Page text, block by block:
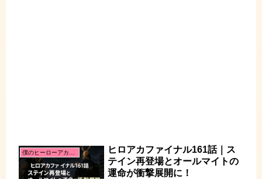
ヒロアカファイナル161話｜ス
テイン再登場とオールマイトの
運命が衝撃展開に！